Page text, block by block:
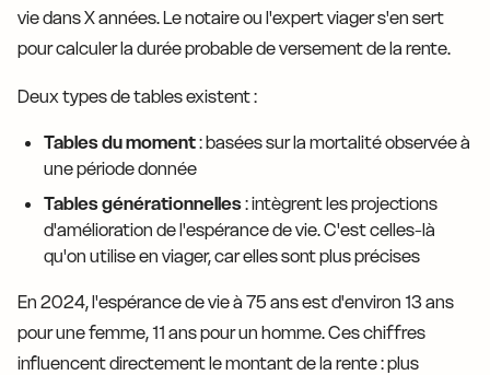
vie dans X années. Le notaire ou l'expert viager s'en sert
pour calculer la durée probable de versement de la rente.
Deux types de tables existent :
Tables du moment: basées sur la mortalité observée à
une période donnée
Tables générationnelles: intègrent les projections
d'amélioration de l'espérance de vie. C'est celles-là
qu'on utilise en viager, car elles sont plus précises
En 2024, l'espérance de vie à 75 ans est d'environ 13 ans
pour une femme, 11 ans pour un homme. Ces chiffres
influencent directement le montant de la rente : plus